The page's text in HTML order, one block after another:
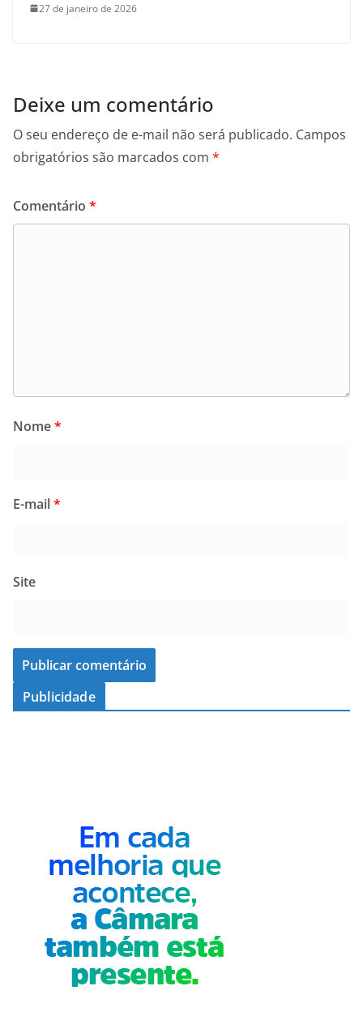
27 de janeiro de 2026
Deixe um comentário
O seu endereço de e-mail não será publicado. Campos
obrigatórios são marcados com *
Comentário *
Nome*
E-mail*
Site
Publicidade